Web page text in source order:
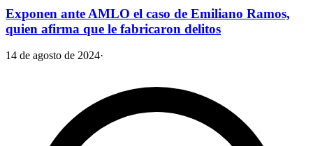
Exponen ante AMLO el caso de Emiliano Ramos,
quien afirma que le fabricaron delitos
14 de agosto de 2024·